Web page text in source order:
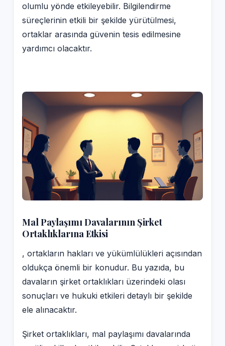
olumlu yönde etkileyebilir. Bilgilendirme
süreçlerinin etkili bir şekilde yürütülmesi,
ortaklar arasında güvenin tesis edilmesine
yardımcı olacaktır.
Mal Paylaşımı Davalarının Şirket
Ortaklıklarına Etkisi
, ortakların hakları ve yükümlülükleri açısından
oldukça önemli bir konudur. Bu yazıda, bu
davaların şirket ortaklıkları üzerindeki olası
sonuçları ve hukuki etkileri detaylı bir şekilde
ele alınacaktır.
Şirket ortaklıkları, mal paylaşımı davalarında